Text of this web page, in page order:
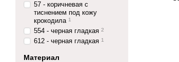
57 - коричневая с
тиснением под кожу
крокодила 1
554 - черная гладкая 2
612 - черная гладкая 1
Материал